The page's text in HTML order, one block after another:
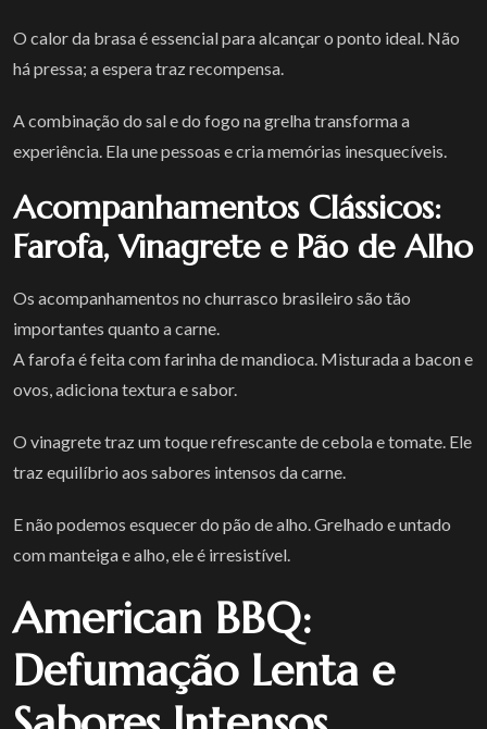
O calor da brasa é essencial para alcançar o ponto ideal. Não
há pressa; a espera traz recompensa.
A combinação do sal e do fogo na grelha transforma a
experiência. Ela une pessoas e cria memórias inesquecíveis.
Acompanhamentos Clássicos:
Farofa, Vinagrete e Pão de Alho
Os acompanhamentos no churrasco brasileiro são tão
importantes quanto a carne.
A farofa é feita com farinha de mandioca. Misturada a bacon e
ovos, adiciona textura e sabor.
O vinagrete traz um toque refrescante de cebola e tomate. Ele
traz equilíbrio aos sabores intensos da carne.
E não podemos esquecer do pão de alho. Grelhado e untado
com manteiga e alho, ele é irresistível.
American BBQ:
Defumação Lenta e